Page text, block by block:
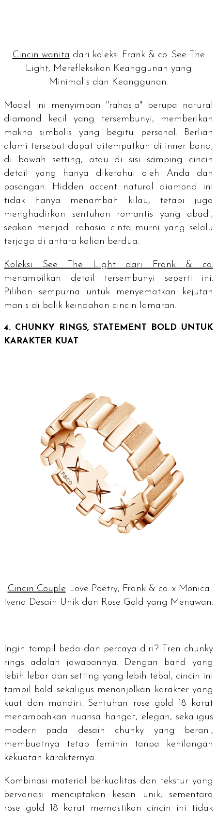
Cincin wanita dari koleksi Frank & co. See The
Light, Merefleksikan Keanggunan yang
Minimalis dan Keanggunan.
Model ini menyimpan "rahasia" berupa natural
diamond
kecil yang tersembunyi, memberikan
makna simbolis yang begitu personal. Berlian
alami tersebut dapat ditempatkan di inner band ,
di bawah setting, atau di sisi samping cincin
detail yang hanya diketahui oleh Anda dan
pasangan.
Hidden accent natural diamond ini
tidak hanya menambah kilau, tetapi juga
menghadirkan sentuhan romantis yang abadi,
seakan menjadi rahasia cinta murni yang selalu
terjaga di antara kalian berdua.
Koleksi See The Light dari Frank & co.
menampilkan detail tersembunyi seperti ini.
Pilihan sempurna untuk menyematkan kejutan
manis di balik keindahan cincin lamaran.
4. CHUNKY RINGS,STATEMENT BOLD UNTUK
KARAKTER KUAT
Cincin Couple Love Poetry, Frank & co. x Monica
Ivena Desain Unik dan Rose Gold yang Menawan.
Ingin tampil beda dan percaya diri?
Tren chunky
rings adalah jawabannya. Dengan band yang
lebih lebar dan setting yang lebih tebal, cincin ini
tampil
bold sekaligus menonjolkan karakter yang
kuat dan mandiri. Sentuhan
rose gold 18 karat
menambahkan nuansa hangat, elegan, sekaligus
modern pada desain chunky yang berani,
membuatnya tetap feminin tanpa kehilangan
kekuatan karakternya.
Kombinasi material berkualitas dan tekstur yang
bervariasi menciptakan kesan unik, sementara
rose gold 18 karat memastikan cincin ini tidak